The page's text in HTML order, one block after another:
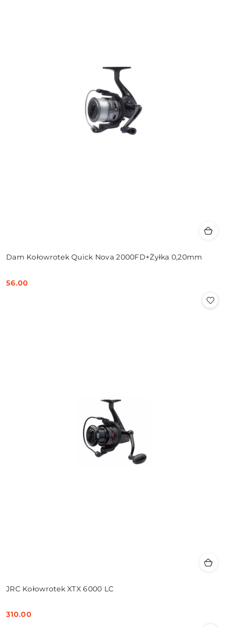
Dam Kołowrotek Quick Nova 2000FD+Żyłka 0,20mm
Cena:
56.00
JRC Kołowrotek XTX 6000 LC
Cena:
310.00